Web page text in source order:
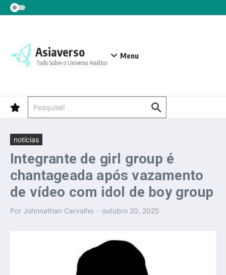
Ir para o conteúdo
Asiaverso
Tudo Sobre o Universo Asiático
Menu
notícias
Integrante de girl group é
chantageada após vazamento
de vídeo com idol de boy group
Por Johnnathan Carvalho outubro 20, 2025